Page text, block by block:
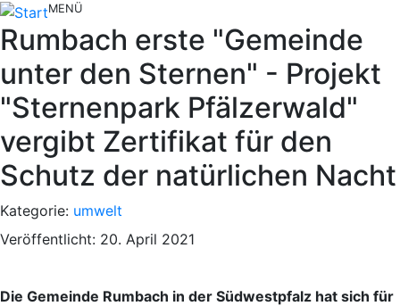
MENÜ
Rumbach erste "Gemeinde
unter den Sternen" - Projekt
"Sternenpark Pfälzerwald"
vergibt Zertifikat für den
Schutz der natürlichen Nacht
Kategorie: umwelt
Veröffentlicht: 20. April 2021
Die Gemeinde Rumbach in der Südwestpfalz hat sich für